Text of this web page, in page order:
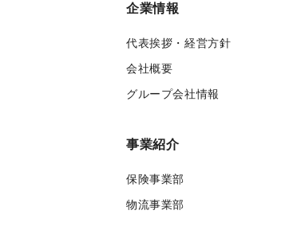
企業情報
代表挨拶・経営方針
会社概要
グループ会社情報
事業紹介
保険事業部
物流事業部